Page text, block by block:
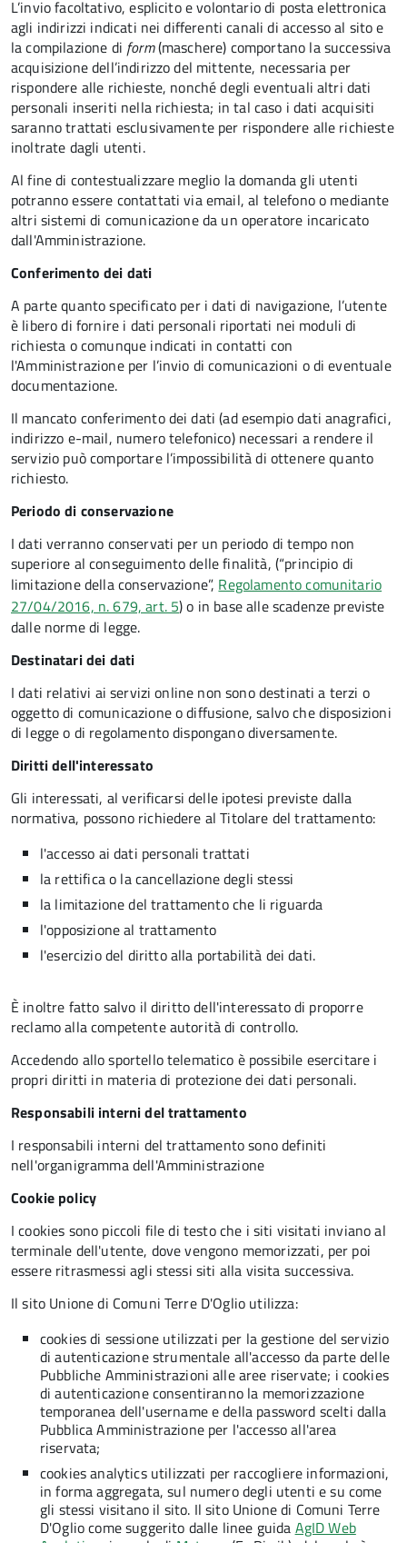
L’invio facoltativo, esplicito e volontario di posta elettronica
agli indirizzi indicati nei differenti canali di accesso al sito e
la compilazione di form(maschere) comportano la successiva
acquisizione dell’indirizzo del mittente, necessaria per
rispondere alle richieste, nonché degli eventuali altri dati
personali inseriti nella richiesta; in tal caso i dati acquisiti
saranno trattati esclusivamente per rispondere alle richieste
inoltrate dagli utenti.
Al fine di contestualizzare meglio la domanda gli utenti
potranno essere contattati via email, al telefono o mediante
altri sistemi di comunicazione da un operatore incaricato
dall'Amministrazione.
Conferimento dei dati
A parte quanto specificato per i dati di navigazione, l’utente
è libero di fornire i dati personali riportati nei moduli di
richiesta o comunque indicati in contatti con
l'Amministrazione per l’invio di comunicazioni o di eventuale
documentazione.
Il mancato conferimento dei dati (ad esempio dati anagrafici,
indirizzo e-mail, numero telefonico) necessari a rendere il
servizio può comportare l’impossibilità di ottenere quanto
richiesto.
Periodo di conservazione
I dati verranno conservati per un periodo di tempo non
superiore al conseguimento delle finalità, (“principio di
limitazione della conservazione”, Regolamento comunitario
27/04/2016, n. 679, art. 5) o in base alle scadenze previste
dalle norme di legge.
Destinatari dei dati
I dati relativi ai servizi online non sono destinati a terzi o
oggetto di comunicazione o diffusione, salvo che disposizioni
di legge o di regolamento dispongano diversamente.
Diritti dell'interessato
Gli interessati, al verificarsi delle ipotesi previste dalla
normativa, possono richiedere al Titolare del trattamento:
l'accesso ai dati personali trattati
la rettifica o la cancellazione degli stessi
la limitazione del trattamento che li riguarda
l'opposizione al trattamento
l'esercizio del diritto alla portabilità dei dati.
È inoltre fatto salvo il diritto dell'interessato di proporre
reclamo alla competente autorità di controllo.
Accedendo allo sportello telematico è possibile esercitare i
propri diritti in materia di protezione dei dati personali.
Responsabili interni del trattamento
I responsabili interni del trattamento sono definiti
nell'organigramma dell'Amministrazione
Cookie policy
I cookies sono piccoli file di testo che i siti visitati inviano al
terminale dell'utente, dove vengono memorizzati, per poi
essere ritrasmessi agli stessi siti alla visita successiva.
Il sito Unione di Comuni Terre D'Oglio utilizza:
cookies di sessione utilizzati per la gestione del servizio
di autenticazione strumentale all'accesso da parte delle
Pubbliche Amministrazioni alle aree riservate; i cookies
di autenticazione consentiranno la memorizzazione
temporanea dell'username e della password scelti dalla
Pubblica Amministrazione per l'accesso all'area
riservata;
cookies analytics utilizzati per raccogliere informazioni,
in forma aggregata, sul numero degli utenti e su come
gli stessi visitano il sito. Il sito Unione di Comuni Terre
D'Oglio come suggerito dalle linee guida AgID Web